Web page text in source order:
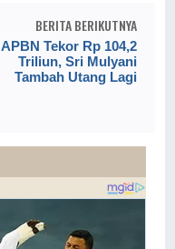
BERITA BERIKUTNYA
APBN Tekor Rp 104,2
Triliun, Sri Mulyani
Tambah Utang Lagi